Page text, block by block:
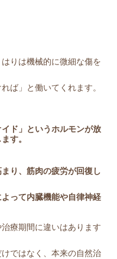
りは機械的に微細な傷を
ば」と働いてくれます。
ド」というホルモンが放
す。
り、筋肉の疲労が回復し
って内臓機能や自律神経
療期間に違いはあります
ではなく、本来の自然治